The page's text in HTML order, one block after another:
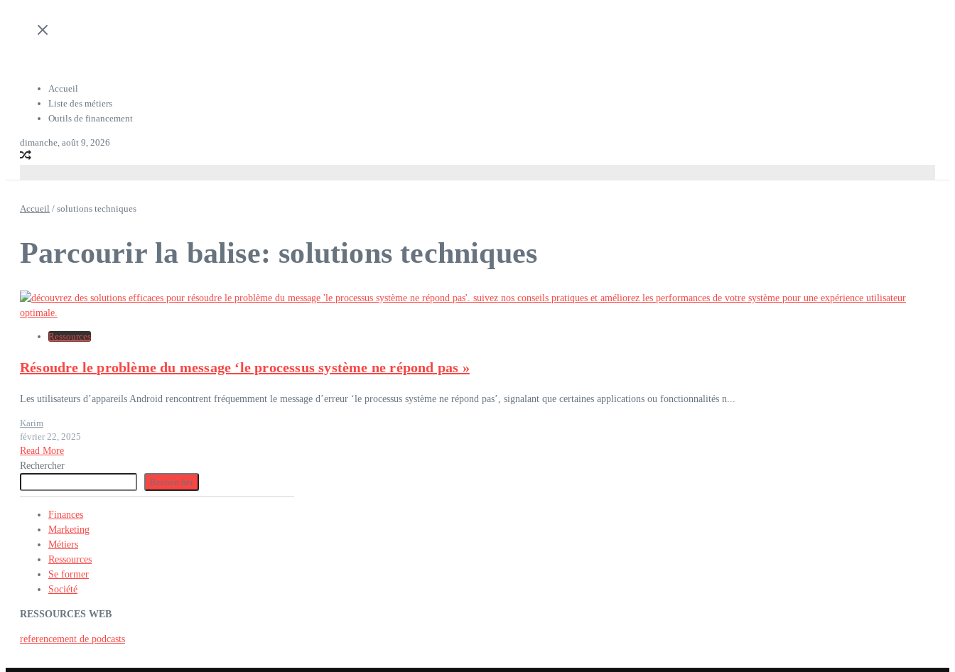
Accueil
Liste des métiers
Outils de financement
dimanche, août 9, 2026
Accueil / solutions techniques
Parcourir la balise: solutions techniques
Ressources
Résoudre le problème du message ‘le processus système ne répond pas »
Les utilisateurs d’appareils Android rencontrent fréquemment le message d’erreur ‘le processus système ne répond pas’, signalant que certaines applications ou fonctionnalités n...
Karim
février 22, 2025
Read More
Rechercher
Rechercher
Finances
Marketing
Métiers
Ressources
Se former
Société
RESSOURCES WEB
referencement de podcasts